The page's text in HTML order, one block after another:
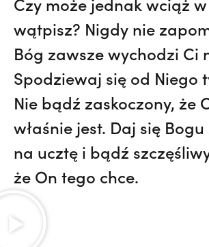
wątpisz? Nigdy nie
Bóg zawsze wychodzi Ci
Spodziewaj się od Niego
Nie bądź zaskoczony, że
właśnie jest. Daj się
na ucztę i bądź
że On tego chce.